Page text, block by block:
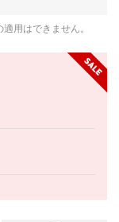
用はできません。